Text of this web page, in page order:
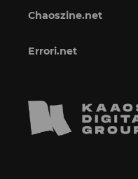
Chaoszine.net
Errori.net